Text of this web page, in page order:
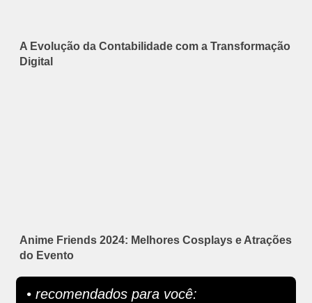
A Evolução da Contabilidade com a Transformação
Digital
Anime Friends 2024: Melhores Cosplays e Atrações
do Evento
• recomendados para você: